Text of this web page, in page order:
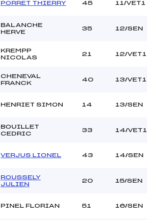
PORRET THIERRY 45 11/VET1
BALANCHE
HERVE
35 12/SEN
KREMPP
NICOLAS
21 12/VET1
CHENEVAL
FRANCK
40 13/VET1
HENRIET SIMON 14 13/SEN
BOUILLET
CEDRIC
33 14/VET1
VERJUS LIONEL 43 14/SEN
ROUSSELY
JULIEN
20 15/SEN
PINEL FLORIAN 51 16/SEN